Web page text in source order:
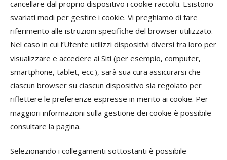
cancellare dal proprio dispositivo i cookie raccolti. Esistono
svariati modi per gestire i cookie. Vi preghiamo di fare
riferimento alle istruzioni specifiche del browser utilizzato.
Nel caso in cui l’Utente utilizzi dispositivi diversi tra loro per
visualizzare e accedere ai Siti (per esempio, computer,
smartphone, tablet, ecc.), sarà sua cura assicurarsi che
ciascun browser su ciascun dispositivo sia regolato per
riflettere le preferenze espresse in merito ai cookie. Per
maggiori informazioni sulla gestione dei cookie è possibile
consultare la pagina.
Selezionando i collegamenti sottostanti è possibile